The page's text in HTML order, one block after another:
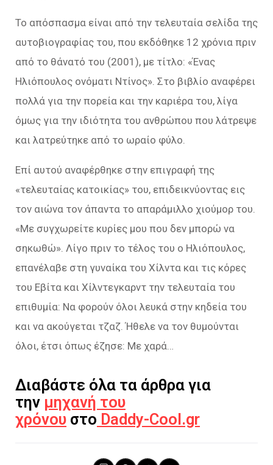
Το απόσπασμα είναι από την τελευταία σελίδα της
αυτοβιογραφίας του, που εκδόθηκε 12 χρόνια πριν
από το θάνατό του (2001), με τίτλο: «Ένας
Ηλιόπουλος ονόματι Ντίνος». Στο βιβλίο αναφέρει
πολλά για την πορεία και την καριέρα του, λίγα
όμως για την ιδιότητα του ανθρώπου που λάτρεψε
και λατρεύτηκε από το ωραίο φύλο.
Επί αυτού αναφέρθηκε στην επιγραφή της
«τελευταίας κατοικίας» του, επιδεικνύοντας εις
τον αιώνα τον άπαντα το απαράμιλλο χιούμορ του.
«Με συγχωρείτε κυρίες μου που δεν μπορώ να
σηκωθώ». Λίγο πριν το τέλος του ο Ηλιόπουλος,
επανέλαβε στη γυναίκα του Χίλντα και τις κόρες
του Εβίτα και Χίλντεγκαρντ την τελευταία του
επιθυμία: Να φορούν όλοι λευκά στην κηδεία του
και να ακούγεται τζαζ. Ήθελε να τον θυμούνται
όλοι, έτσι όπως έζησε: Με χαρά…
Διαβάστε όλα τα άρθρα για
την μηχανή του
χρόνου στο Daddy-Cool.gr